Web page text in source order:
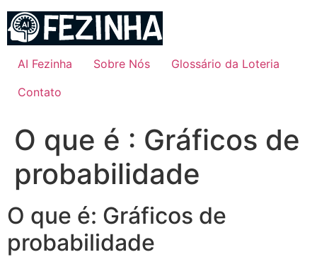
para
conteúdo
AI Fezinha Sobre Nós
Glossário da Loteria
Contato
O que é : Gráficos de
probabilidade
O que é: Gráficos de
probabilidade